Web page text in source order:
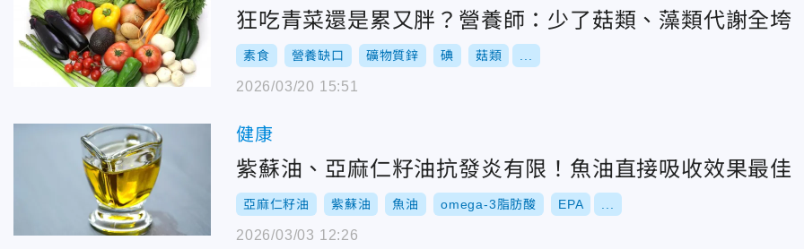
狂吃青菜還是累又胖？營養師：少了菇類、藻類代謝全垮
素食 營養缺口 礦物質鋅 碘 菇類
2026/03/20 15:51
健康
紫蘇油、亞麻仁籽油抗發炎有限！魚油直接吸收效果最佳
亞麻仁籽油 紫蘇油 魚油 omega-3脂肪酸 EPA
2026/03/03 12:26